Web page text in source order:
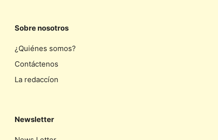
Sobre nosotros
¿Quiénes somos?
Contáctenos
La redaccíon
Newsletter